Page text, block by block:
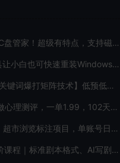
Windows超轻量的C盘管家！超级有特点，支持磁盘分析及清理提醒，2M大小体积，完全免费C盘管家
免U盘重装！这工具让小白也可快速重装Windows，支持无人值守配置，数据无忧CmzPrep_Rev2
老火电商04期：【关键词爆打矩阵技术】低预低出高投产（20节）
小红书虚拟赛道：做心理测评，一单1.99，102天卖了2.4w+份，月到手1w+
Walmart（沃尔玛）超市浏览标注项目，单账号日收益20+单电脑日收益可达800+带分佣机制【揭秘】
短剧AI剧本写作全阶课程｜标准剧本格式、AI写剧指令、投稿过稿技巧、网文改编、主线剧情把控、审稿避坑全套实操教学